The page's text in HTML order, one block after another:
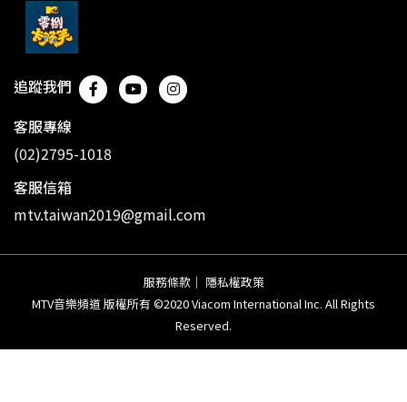
追蹤我們
客服專線
(02)2795-1018
客服信箱
mtv.taiwan2019@gmail.com
服務條款 ｜ 隱私權政策
MTV音樂頻道 版權所有 ©2020 Viacom International Inc. All Rights
Reserved.